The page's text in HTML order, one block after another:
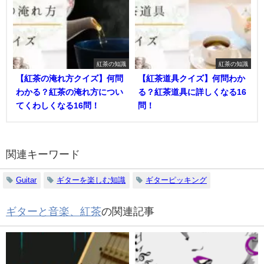
紅茶の知識
【紅茶の淹れ方クイズ】何問
わかる？紅茶の淹れ方につい
てくわしくなる16問！
紅茶の知識
【紅茶道具クイズ】何問わか
る？紅茶道具に詳しくなる16
問！
関連キーワード
Guitar ギターを楽しむ知識 ギターピッキング
ギターと音楽、紅茶の関連記事